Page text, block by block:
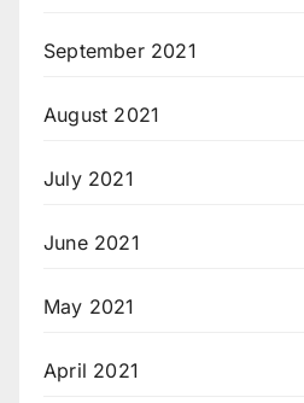
September 2021
August 2021
July 2021
June 2021
May 2021
April 2021